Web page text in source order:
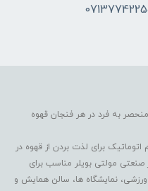
به فرد در هر فنجان قهوه
برای لذت بردن از قهوه در
مولتی بویلر مناسب برای
ورزشی، نمایشگاه ها، سالن همایش و